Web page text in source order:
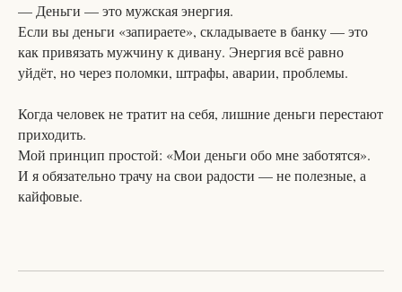
— Деньги — это мужская энергия.
Если вы деньги «запираете», складываете в банку — это
как привязать мужчину к дивану. Энергия всё равно
уйдёт, но через поломки, штрафы, аварии, проблемы.
Когда человек не тратит на себя, лишние деньги перестают
приходить.
Мой принцип простой: «Мои деньги обо мне заботятся».
И я обязательно трачу на свои радости — не полезные, а
кайфовые.